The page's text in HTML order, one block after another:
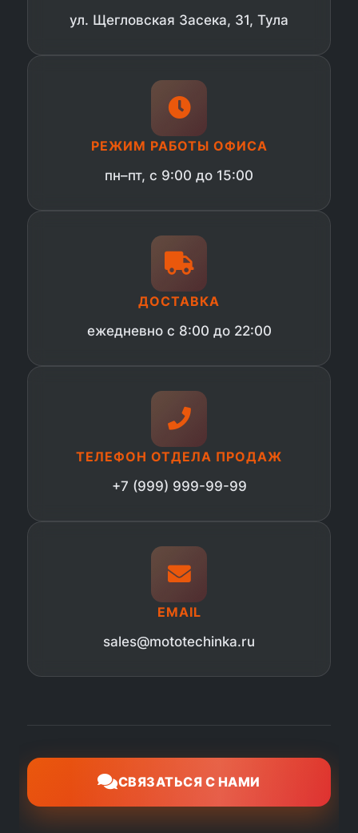
ул. Щегловская Засека, 31, Тула
РЕЖИМ РАБОТЫ ОФИСА
пн–пт, с 9:00 до 15:00
ДОСТАВКА
ежедневно с 8:00 до 22:00
ТЕЛЕФОН ОТДЕЛА ПРОДАЖ
+7 (999) 999-99-99
EMAIL
sales@mototechinka.ru
СВЯЗАТЬСЯ С НАМИ